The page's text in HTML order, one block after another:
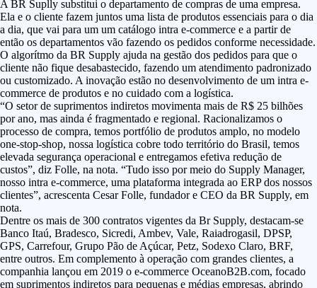
A BR Suplly substitui o departamento de compras de uma empresa.
Ela e o cliente fazem juntos uma lista de produtos essenciais para o dia
a dia, que vai para um um catálogo intra e-commerce e a partir de
então os departamentos vão fazendo os pedidos conforme necessidade.
O algorítmo da BR Supply ajuda na gestão dos pedidos para que o
cliente não fique desabastecido, fazendo um atendimento padronizado
ou customizado. A inovação estão no desenvolvimento de um intra e-
commerce de produtos e no cuidado com a logística.
“O setor de suprimentos indiretos movimenta mais de R$ 25 bilhões
por ano, mas ainda é fragmentado e regional. Racionalizamos o
processo de compra, temos portfólio de produtos amplo, no modelo
one-stop-shop, nossa logística cobre todo território do Brasil, temos
elevada segurança operacional e entregamos efetiva redução de
custos”, diz Folle, na nota. “Tudo isso por meio do Supply Manager,
nosso intra e-commerce, uma plataforma integrada ao ERP dos nossos
clientes”, acrescenta Cesar Folle, fundador e CEO da BR Supply, em
nota.
Dentre os mais de 300 contratos vigentes da Br Supply, destacam-se
Banco Itaú, Bradesco, Sicredi, Ambev, Vale, Raiadrogasil, DPSP,
GPS, Carrefour, Grupo Pão de Açúcar, Petz, Sodexo Claro, BRF,
entre outros. Em complemento à operação com grandes clientes, a
companhia lançou em 2019 o e-commerce OceanoB2B.com, focado
em suprimentos indiretos para pequenas e médias empresas, abrindo